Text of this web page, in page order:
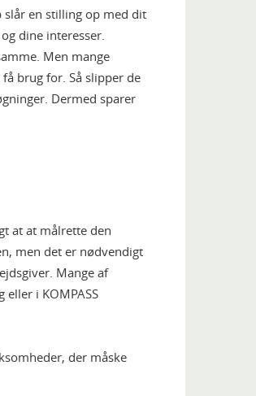
slår en stilling op med dit
dine interesser.
Men mange
brug for. Så slipper de
Dermed sparer
at at målrette den
men det er nødvendigt
Mange af
i KOMPASS
der måske